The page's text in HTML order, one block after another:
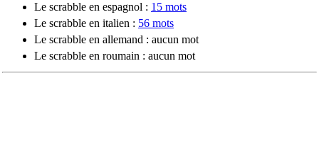
Le scrabble en espagnol : 15 mots
Le scrabble en italien : 56 mots
Le scrabble en allemand : aucun mot
Le scrabble en roumain : aucun mot